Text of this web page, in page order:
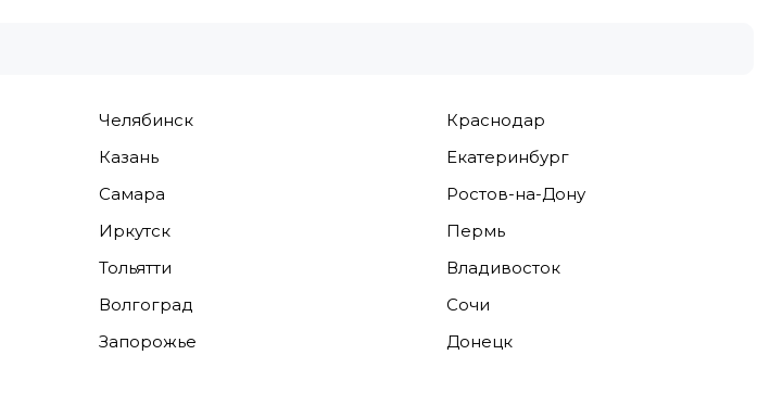
Челябинск
Краснодар
Казань
Екатеринбург
Самара
Ростов-на-Дону
Иркутск
Пермь
Тольятти
Владивосток
Волгоград
Сочи
Запорожье Донецк